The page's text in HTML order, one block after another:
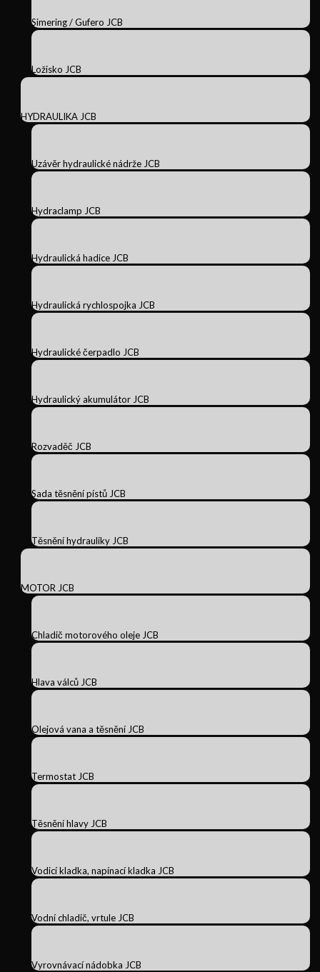
Simering / Gufero JCB
Ložisko JCB
HYDRAULIKA JCB
Uzávěr hydraulické nádrže JCB
Hydraclamp JCB
Hydraulická hadice JCB
Hydraulická rychlospojka JCB
Hydraulické čerpadlo JCB
Hydraulický akumulátor JCB
Rozvaděč JCB
Sada těsnění pístů JCB
Těsnění hydrauliky JCB
MOTOR JCB
Chladič motorového oleje JCB
Hlava válců JCB
Olejová vana a těsnění JCB
Termostat JCB
Těsnění hlavy JCB
Vodicí kladka, napínací kladka JCB
Vodní chladič, vrtule JCB
Vyrovnávací nádobka JCB